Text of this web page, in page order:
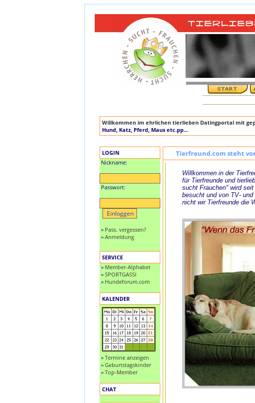
Willkommen im ehrlichen tierlieben Datingportal mit
Hund, Katz, Pferd, Maus etc.pp...
LOGIN
Nickname:
Passwort:
» Pass. vergessen?
» Anmeldung
SERVICE
» Member-Alphabet
» SPORTGASSI
» Hundeforum.com
KALENDER
» Termine anzeigen
» Geburtstagskinder
» Top-Member
CHAT
Tierfreund.com steht
Willkommen in der
für Tierfreunde und
sucht Frauchen" wird
besucht und von TV-
nicht wir Tierfreunde die